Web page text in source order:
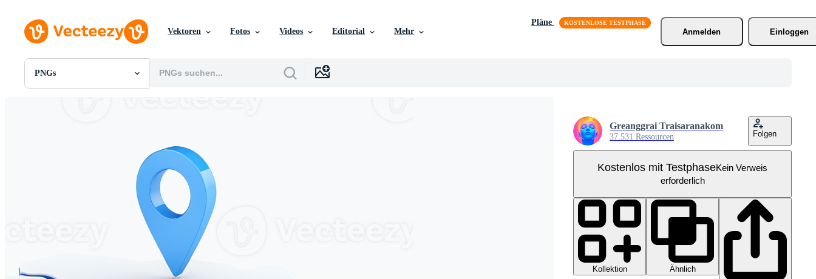
Vektoren Fotos Videos Editorial Mehr
Pläne
Anmelden
Einloggen
PNGs
Alle Bilder
Greanggrai Traisaranakom
37.531 Ressourcen Folgen
Kostenlos mit TestphaseKein Verweis
erforderlich
Kollektion
Ähnlich